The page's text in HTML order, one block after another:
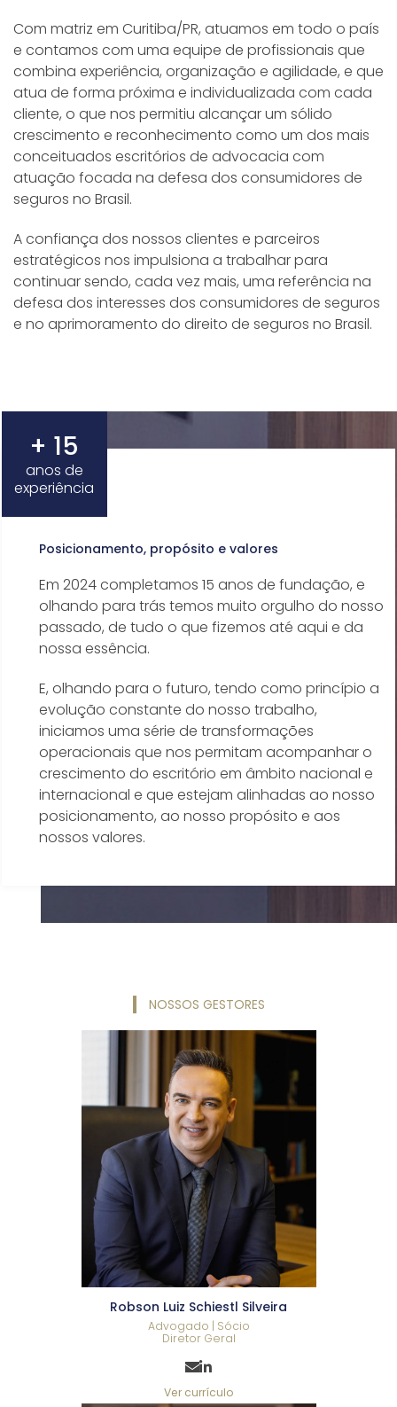
Com matriz em Curitiba/PR, atuamos em todo o país
e contamos com uma equipe de profissionais que
combina experiência, organização e agilidade, e que
atua de forma próxima e individualizada com cada
cliente, o que nos permitiu alcançar um sólido
crescimento e reconhecimento como um dos mais
conceituados escritórios de advocacia com
atuação focada na defesa dos consumidores de
seguros no Brasil.
A confiança dos nossos clientes e parceiros
estratégicos nos impulsiona a trabalhar para
continuar sendo, cada vez mais, uma referência na
defesa dos interesses dos consumidores de seguros
e no aprimoramento do direito de seguros no Brasil.
+ 15
anos de
experiência
Posicionamento, propósito e valores
Em 2024 completamos 15 anos de fundação, e
olhando para trás temos muito orgulho do nosso
passado, de tudo o que fizemos até aqui e da
nossa essência.
E, olhando para o futuro, tendo como princípio a
evolução constante do nosso trabalho,
iniciamos uma série de transformações
operacionais que nos permitam acompanhar o
crescimento do escritório em âmbito nacional e
internacional e que estejam alinhadas ao nosso
posicionamento, ao nosso propósito e aos
nossos valores.
NOSSOS GESTORES
Robson Luiz Schiestl Silveira
Advogado | Sócio
Diretor Geral
Ver currículo